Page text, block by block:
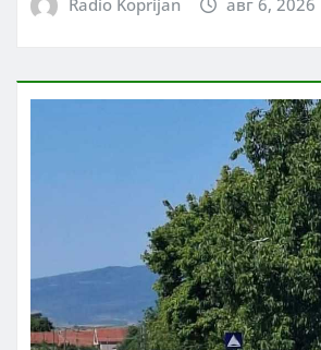
Radio Koprijan авг 6, 2026